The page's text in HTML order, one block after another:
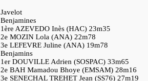
Javelot
Benjamines
1ère AZEVEDO Inès (HAC) 23m35
2e MOZIN Lola (ANA) 22m78
3e LEFEVRE Juline (ANA) 19m78
Benjamins
1er DOUVILLE Adrien (SOSPAC) 33m65
2e BAH Mamadou Bhoye (EMSAM) 28m16
3e SENECHAL TREHET Jean (SS76) 27m19